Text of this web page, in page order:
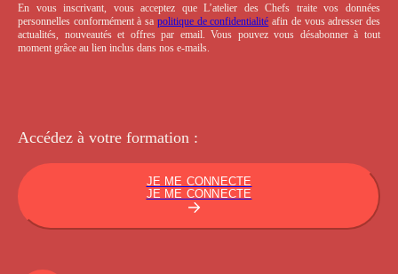
En vous inscrivant, vous acceptez que L’atelier des Chefs traite vos données
personnelles conformément à sa politique de confidentialité afin de vous adresser des
actualités, nouveautés et offres par email. Vous pouvez vous désabonner à tout
moment grâce au lien inclus dans nos e-mails.
Accédez à votre formation :
JE ME CONNECTE
JE ME CONNECTE